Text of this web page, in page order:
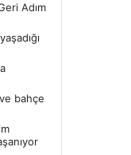
Adım
bahçe